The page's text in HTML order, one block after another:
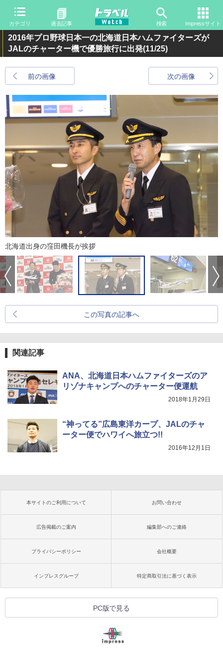
カテゴリ 過去記事 検索 Impressサイト
2016年プロ野球日本一の北海道日本ハムファイターズが
JALのチャーター機で優勝旅行に出発(11/25)
前の画像 次の画像
北海道出身の窪田機長が挨拶
この写真の記事へ
関連記事
ANA、北海道日本ハムファイターズのア
リゾナキャンプへのチャーター便運航
2018年1月29日
“神ってる”広島東洋カープ、JALのチャ
ーター便でハワイへ旅立つ!!
2016年12月1日
本サイトのご利用について お問い合わせ
広告掲載のご案内 編集部へのご連絡
プライバシーポリシー 会社概要
インプレスグループ 特定商取引法に基づく表示
PC版で見る